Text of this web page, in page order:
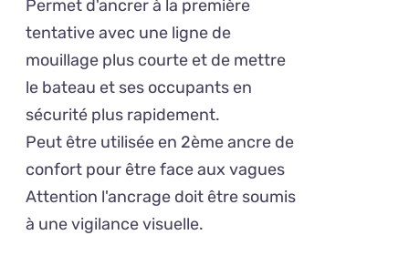
Permet d'ancrer à la première
tentative avec une ligne de
mouillage plus courte et de mettre
le bateau et ses occupants en
sécurité plus rapidement.
Peut être utilisée en 2ème ancre de
confort pour être face aux vagues
Attention l'ancrage doit être soumis
à une vigilance visuelle.